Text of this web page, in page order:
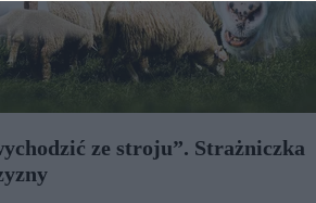
ze stroju”. Strażniczka